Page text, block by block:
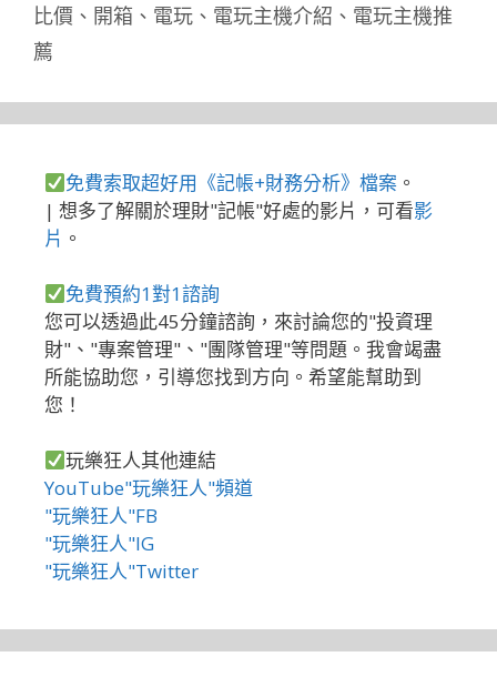
比價 、 開箱 、 電玩 、 電玩主機介紹 、 電玩主機推
薦
免費索取超好用《記帳+財務分析》檔案 。
| 想多了解關於理財"記帳"好處的影片，可看影
片 。
免費預約1對1諮詢
您可以透過此45分鐘諮詢，來討論您的"投資理
財"、"專案管理"、"團隊管理"等問題。我會竭盡
所能協助您，引導您找到方向。希望能幫助到
您！
玩樂狂人其他連結
YouTube"玩樂狂人"頻道
"玩樂狂人"FB
"玩樂狂人"IG
"玩樂狂人"Twitter